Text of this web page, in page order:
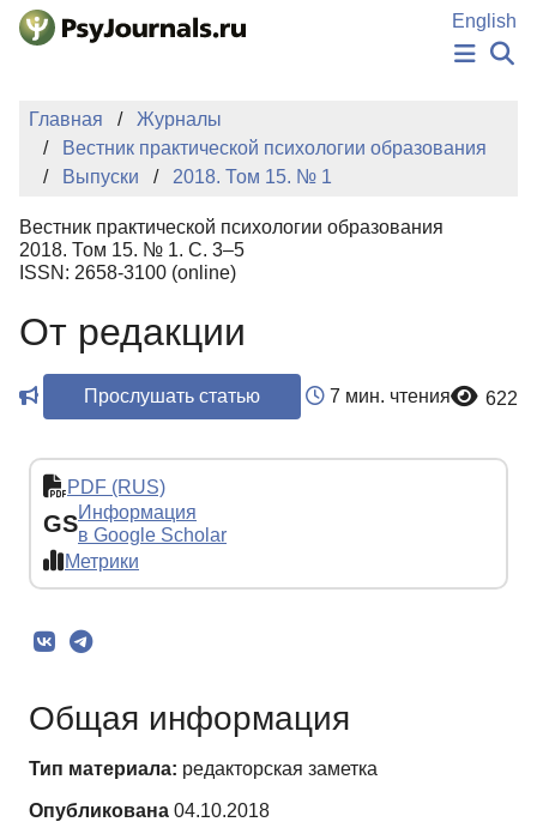
Перейти к основному содержанию
English
НОВОСТИ
ИЗДАНИЯ
АВТОРЫ
БАЗА ЗНАНИЙ
КЛЮЧЕВЫЕ СЛОВА
Регистрация
Главная
Журналы
Вестник практической психологии образования
Выпуски
2018. Том 15. № 1
Вестник практической психологии образования
2018. Том 15. № 1. С. 3–5
ISSN: 2658-3100 (online)
От редакции
Прослушать статью 7 мин. чтения 622
PDF (RUS)
GSИнформация
в Google Scholar
Метрики
Общая информация
Тип материала: редакторская заметка
Опубликована 04.10.2018